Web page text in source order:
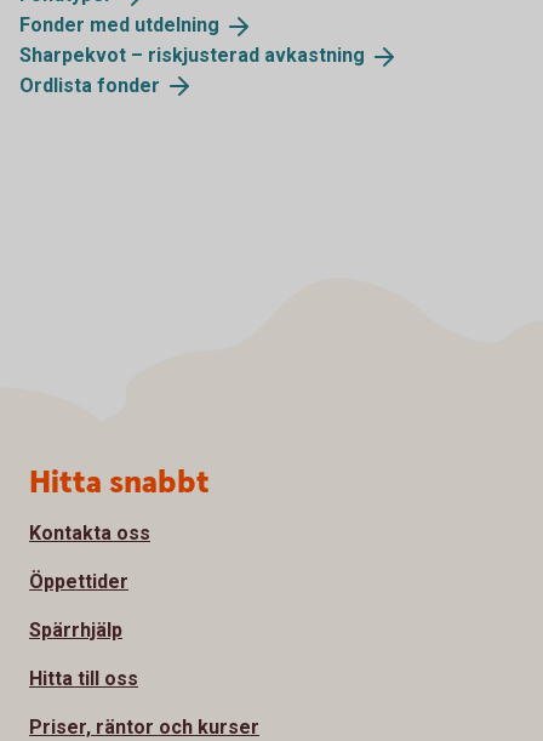
Fonder med utdelning
Sharpekvot – riskjusterad avkastning
Ordlista fonder
Sidfot
Hitta snabbt
Kontakta oss
Öppettider
Spärrhjälp
Hitta till oss
Priser, räntor och kurser